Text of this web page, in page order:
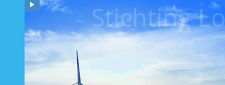
Stichting